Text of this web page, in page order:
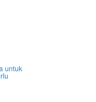
untuk